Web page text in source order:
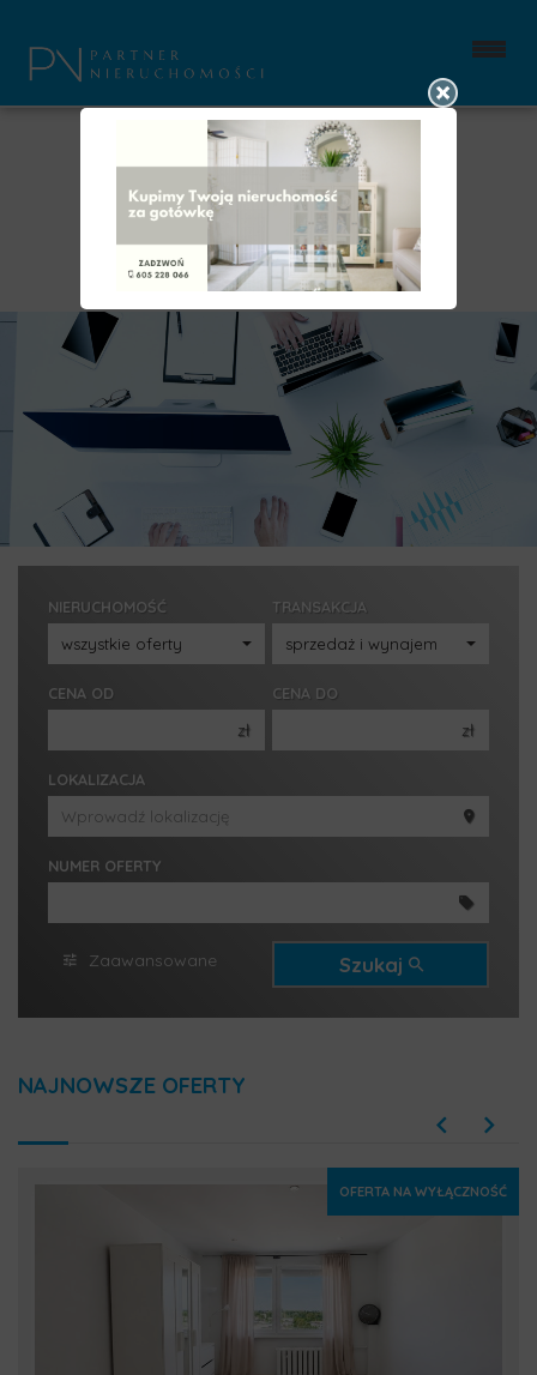
NIERUCHOMOŚĆ TRANSAKCJA
CENA OD
zł
200 000 zł
250 000 zł
300 000 zł
CENA DO
zł
200 000 zł
250 000 zł
400 000 zł
LOKALIZACJA
NUMER OFERTY
Zaawansowane Szukaj
NAJNOWSZE OFERTY
OFERTA NA WYŁĄCZNOŚĆ